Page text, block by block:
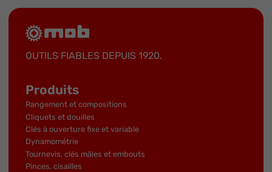
OUTILS FIABLES DEPUIS 1920.
Produits
Rangement et compositions
Cliquets et douilles
Clés à ouverture fixe et variable
Dynamométrie
Tournevis, clés mâles et embouts
Pinces, cisailles